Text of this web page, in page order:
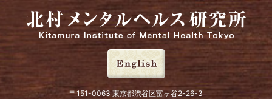
北村メンタルヘルス研究所
〒151-0063 東京都渋谷区富ヶ谷2-26-3